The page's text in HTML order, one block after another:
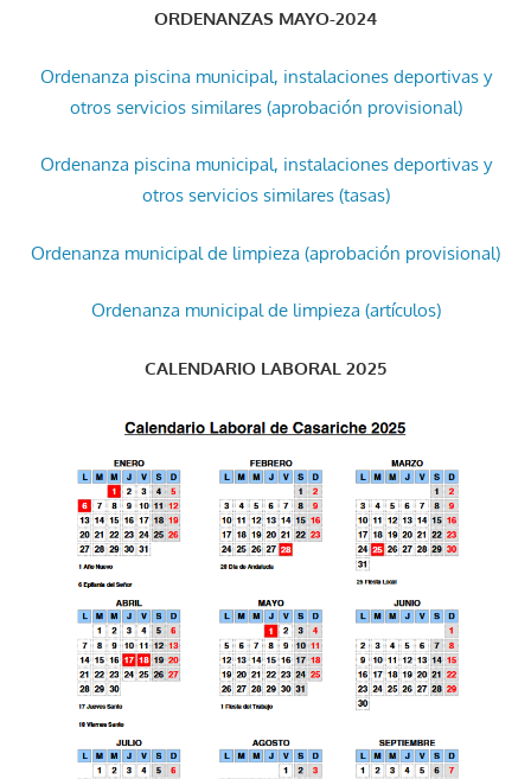
ORDENANZAS MAYO-2024
Ordenanza piscina municipal, instalaciones deportivas y
otros servicios similares (aprobación provisional)
Ordenanza piscina municipal, instalaciones deportivas y
otros servicios similares (tasas)
Ordenanza municipal de limpieza (aprobación provisional)
Ordenanza municipal de limpieza (artículos)
CALENDARIO LABORAL 2025